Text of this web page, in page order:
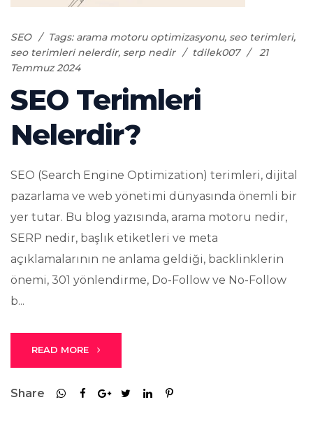
SEO Tags: arama motoru optimizasyonu, seo terimleri,
seo terimleri nelerdir, serp nedir tdilek007
21
Temmuz 2024
SEO Terimleri
Nelerdir?
SEO (Search Engine Optimization) terimleri, dijital
pazarlama ve web yönetimi dünyasında önemli bir
yer tutar. Bu blog yazısında, arama motoru nedir,
SERP nedir, başlık etiketleri ve meta
açıklamalarının ne anlama geldiği, backlinklerin
önemi, 301 yönlendirme, Do-Follow ve No-Follow
b...
READ MORE
Share